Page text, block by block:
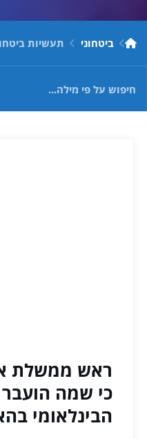
ביטחוני תעשיות
ראש ממשלת
כי שמה הועבר
הבינלאומי